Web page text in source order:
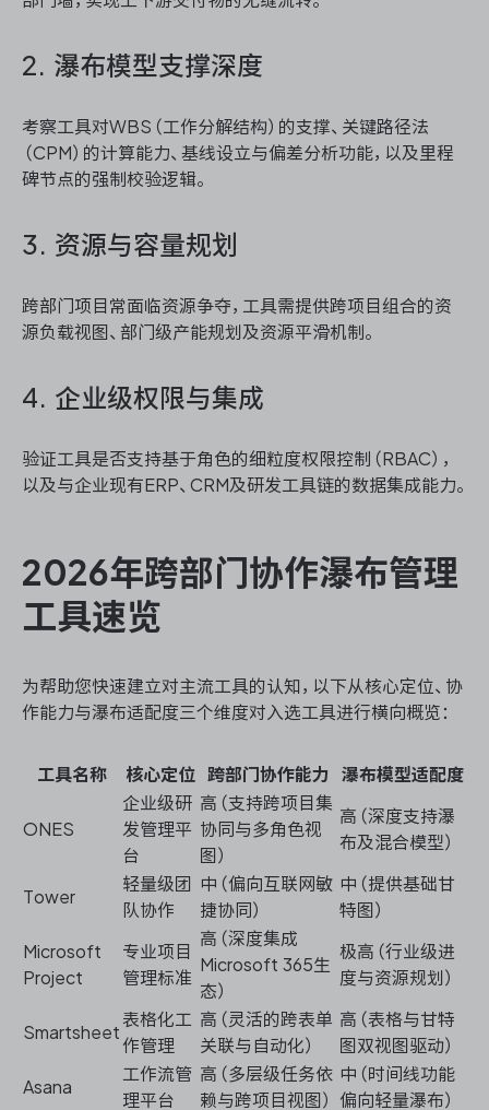
2. 瀑布模型支撑深度
考察工具对WBS（工作分解结构）的支撑、关键路径法
（CPM）的计算能力、基线设立与偏差分析功能，以及里程
碑节点的强制校验逻辑。
3. 资源与容量规划
跨部门项目常面临资源争夺，工具需提供跨项目组合的资
源负载视图、部门级产能规划及资源平滑机制。
4. 企业级权限与集成
验证工具是否支持基于角色的细粒度权限控制（RBAC），
以及与企业现有ERP、CRM及研发工具链的数据集成能力。
2026年跨部门协作瀑布管理
工具速览
为帮助您快速建立对主流工具的认知，以下从核心定位、协
作能力与瀑布适配度三个维度对入选工具进行横向概览：
工具名称 核心定位 跨部门协作能力 瀑布模型适配度
ONES
企业级研
发管理平
台
高（支持跨项目集
协同与多角色视
图）
高（深度支持瀑
布及混合模型）
Tower
轻量级团
队协作
中（偏向互联网敏
捷协同）
中（提供基础甘
特图）
Microsoft
Project
专业项目
管理标准
高（深度集成
Microsoft 365生
态）
极高（行业级进
度与资源规划）
Smartsheet
表格化工
作管理
高（灵活的跨表单
关联与自动化）
高（表格与甘特
图双视图驱动）
Asana
工作流管
理平台
高（多层级任务依
赖与跨项目视图）
中（时间线功能
偏向轻量瀑布）